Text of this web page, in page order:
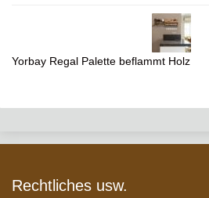
Yorbay Regal Palette beflammt Holz
Rechtliches usw.